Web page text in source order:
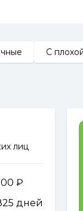
С
лиц
дней